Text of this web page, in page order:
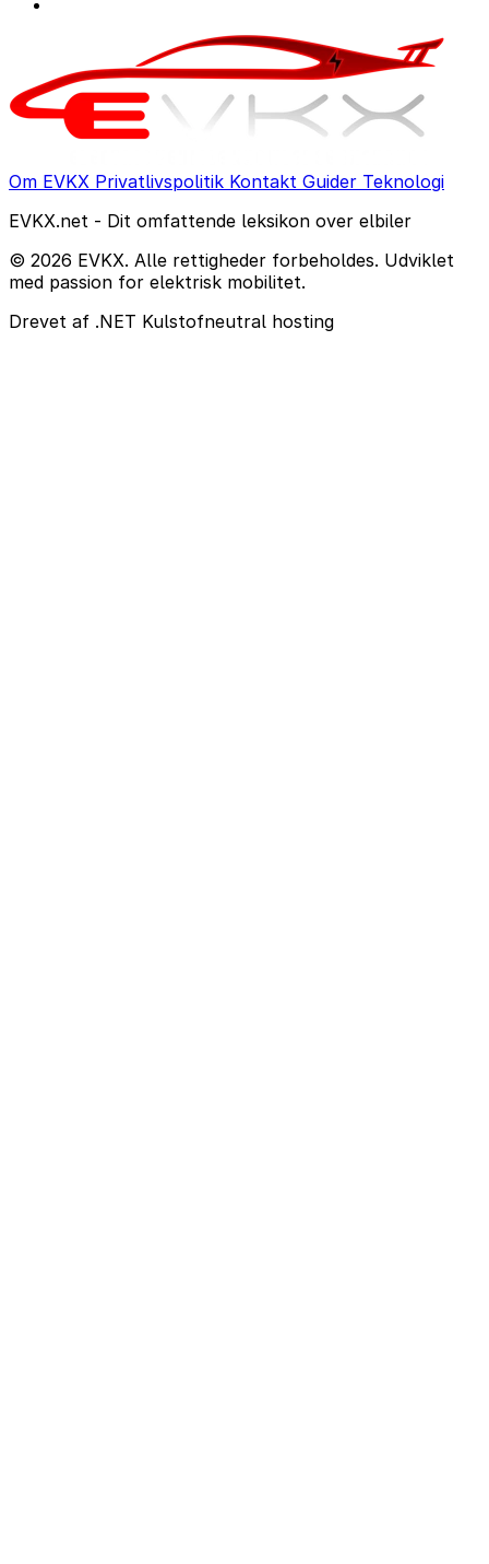
Om EVKX Privatlivspolitik Kontakt Guider Teknologi
EVKX.net - Dit omfattende leksikon over elbiler
© 2026 EVKX. Alle rettigheder forbeholdes. Udviklet
med passion for elektrisk mobilitet.
Drevet af .NET Kulstofneutral hosting